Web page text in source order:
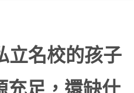
立名校的孩子